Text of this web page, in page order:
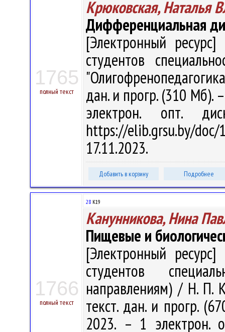
1765
полный текст
Крюковская, Наталья
Дифференциальная
[Электронный
студентов
дан. и прогр. (310 Мб).
электрон. опт.
https://elib.grsu.by/
17.11.2023.
Добавить в корзину Подробнее
1766
полный текст
28 К19
Канунникова, Нина
Пищевые и
[Электронный
студентов
направлениям) / Н. П.
текст. дан. и прогр.
2023. – 1 электрон.